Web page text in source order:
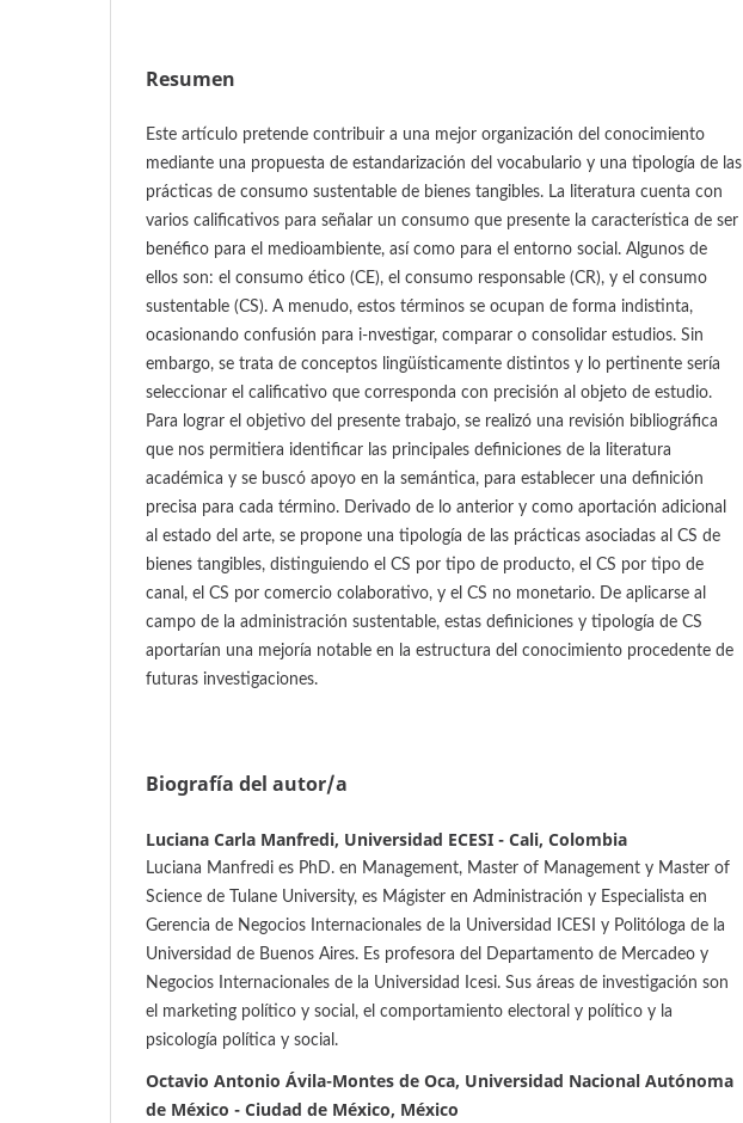
Resumen
Este artículo pretende contribuir a una mejor organización del conocimiento
mediante una propuesta de estandarización del vocabulario y una tipología de las
prácticas de consumo sustentable de bienes tangibles. La literatura cuenta con
varios calificativos para señalar un consumo que presente la característica de ser
benéfico para el medioambiente, así como para el entorno social. Algunos de
ellos son: el consumo ético (CE), el consumo responsable (CR), y el consumo
sustentable (CS). A menudo, estos términos se ocupan de forma indistinta,
ocasionando confusión para i-nvestigar, comparar o consolidar estudios. Sin
embargo, se trata de conceptos lingüísticamente distintos y lo pertinente sería
seleccionar el calificativo que corresponda con precisión al objeto de estudio.
Para lograr el objetivo del presente trabajo, se realizó una revisión bibliográfica
que nos permitiera identificar las principales definiciones de la literatura
académica y se buscó apoyo en la semántica, para establecer una definición
precisa para cada término. Derivado de lo anterior y como aportación adicional
al estado del arte, se propone una tipología de las prácticas asociadas al CS de
bienes tangibles, distinguiendo el CS por tipo de producto, el CS por tipo de
canal, el CS por comercio colaborativo, y el CS no monetario. De aplicarse al
campo de la administración sustentable, estas definiciones y tipología de CS
aportarían una mejoría notable en la estructura del conocimiento procedente de
futuras investigaciones.
Biografía del autor/a
Luciana Carla Manfredi, Universidad ECESI - Cali, Colombia
Luciana Manfredi es PhD. en Management, Master of Management y Master of
Science de Tulane University, es Mágister en Administración y Especialista en
Gerencia de Negocios Internacionales de la Universidad ICESI y Politóloga de la
Universidad de Buenos Aires. Es profesora del Departamento de Mercadeo y
Negocios Internacionales de la Universidad Icesi. Sus áreas de investigación son
el marketing político y social, el comportamiento electoral y político y la
psicología política y social.
Octavio Antonio Ávila-Montes de Oca, Universidad Nacional Autónoma
de México - Ciudad de México, México